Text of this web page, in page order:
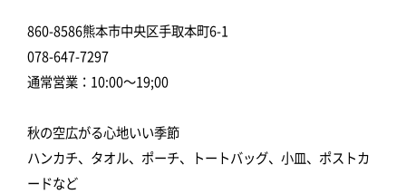
860-8586熊本市中央区手取本町6-1
078-647-7297
通常営業：10:00～19;00
秋の空広がる心地いい季節
ハンカチ、タオル、ポーチ、トートバッグ、小皿、ポストカ
ードなど